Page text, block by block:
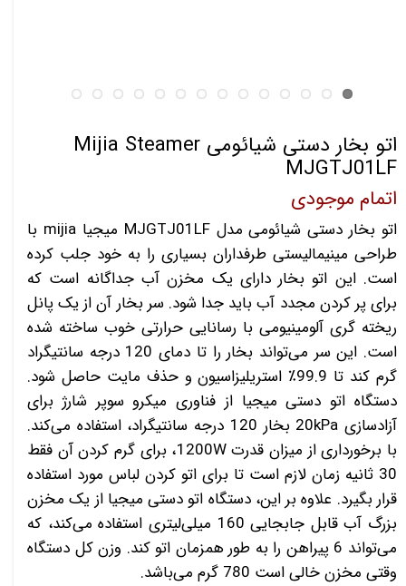
اتو بخار دستی شیائومی Mijia Steamer
MJGTJ01LF
اتمام موجودی
اتو بخار دستی شیائومی مدل MJGTJ01LF میجیا mijia با
طراحی مینیمالیستی طرفداران بسیاری را به خود جلب کرده
است. این اتو بخار دارای یک مخزن آب جداگانه است که
برای پر کردن مجدد آب باید جدا شود. سر بخار آن از یک پانل
ریخته گری آلومینیومی با رسانایی حرارتی خوب ساخته شده
است. این سر می‌تواند بخار را تا دمای 120 درجه سانتیگراد
گرم کند تا 99.9٪ استریلیزاسیون و حذف مایت حاصل شود.
دستگاه اتو دستی میجیا از فناوری میکرو سوپر شارژ برای
آزادسازی 20kPa بخار 120 درجه سانتیگراد، استفاده می‌کند.
با برخورداری از میزان قدرت 1200W، برای گرم کردن آن فقط
30 ثانیه زمان لازم است تا برای اتو کردن لباس مورد استفاده
قرار بگیرد. علاوه بر این، دستگاه اتو دستی میجیا از یک مخزن
بزرگ آب قابل جابجایی 160 میلی‌لیتری استفاده می‌کند، که
می‌تواند 6 پیراهن را به طور همزمان اتو کند. وزن کل دستگاه
وقتی مخزن خالی است 780 گرم می‌باشد.